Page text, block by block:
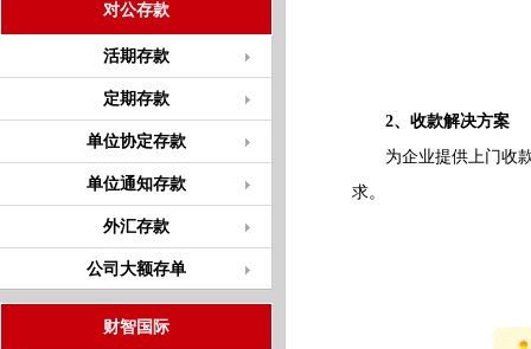
对公存款
活期存款
定期存款
单位协定存款
单位通知存款
外汇存款
公司大额存单
财智国际
2、收款解决方案
为企业提供上门收款
求。